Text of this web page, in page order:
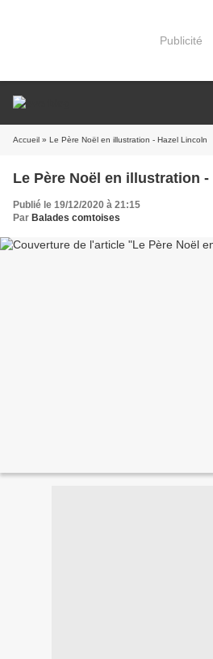
Publicité
Accueil » Le Père Noël en illustration - Hazel Lincoln
Le Père Noël en illustration
Publié le 19/12/2020 à 21:15
Par Balades comtoises